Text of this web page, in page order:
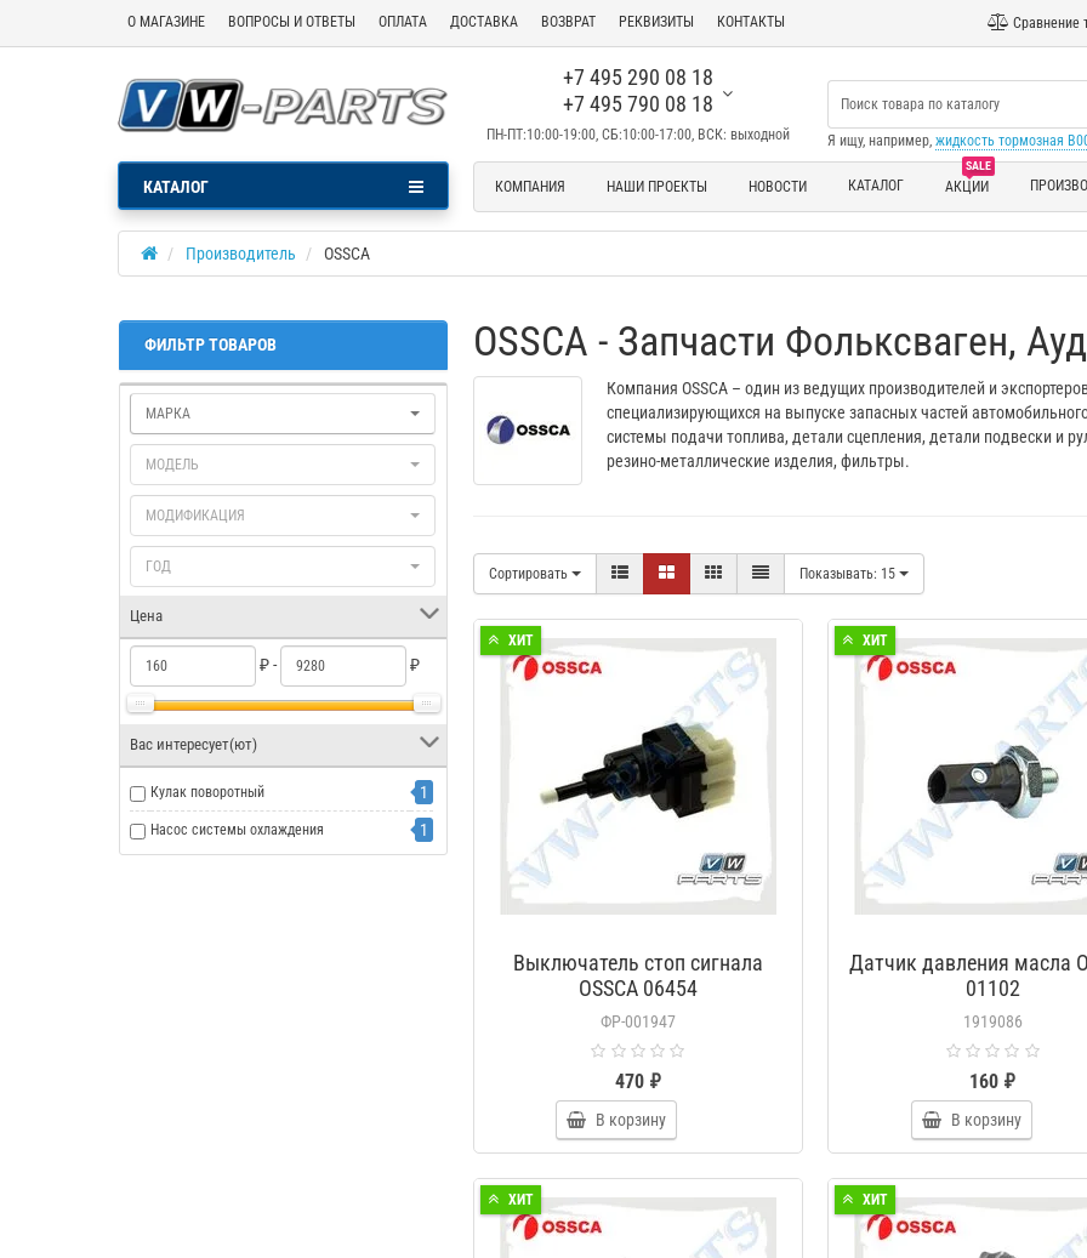
О МАГАЗИНЕ ВОПРОСЫ И ОТВЕТЫ ОПЛАТА ДОСТАВКА ВОЗВРАТ РЕКВИЗИТЫ КОНТАКТЫ Сравнение
+7 495 290 08 18
+7 495 790 08 18
ПН-ПТ:10:00-19:00, СБ:10:00-17:00, ВСК: выходной Я ищу, например, жидкость тормозная
КАТАЛОГ КОМПАНИЯ НАШИ ПРОЕКТЫ НОВОСТИ КАТАЛОГ
SALE
АКЦИИ
Производитель OSSCA
ФИЛЬТР ТОВАРОВ
МАРКА
МОДЕЛЬ
МОДИФИКАЦИЯ
ГОД
Цена
₽ - ₽
Вас интересует(ют)
Кулак поворотный 1
Насос системы охлаждения 1
OSSCA - Запчасти Фольксваген,
Компания OSSCA – один из ведущих производителей и
специализирующихся на выпуске запасных частей
системы подачи топлива, детали сцепления, детали подвески и
резино-металлические изделия, фильтры.
Сортировать Показывать: 15
ХИТ
Выключатель стоп сигнала
OSSCA 06454
ФР-001947
470 ₽
В корзину
ХИТ
Датчик давления масла
01102
1919086
160 ₽
В корзину
ХИТ ХИТ